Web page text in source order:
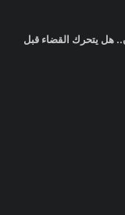
هل يتحرك القضاء قبل